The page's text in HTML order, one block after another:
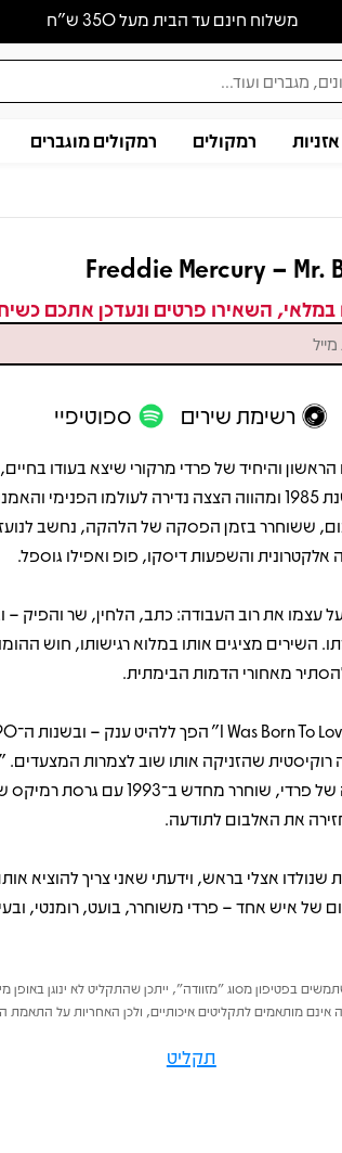
משלוח חינם עד הבית מעל 350 ש״ח
אזניות רמקולים רמקולים מוגברים
Freddie Mercury – Mr.
במלאי, השאירו פרטים ונעדכן אתכם
רשימת שירים ספוטיפיי
לראשונה בשנת 1985 ומהווה הצצה נדירה לעולמו הפנימי
ששוחרר בזמן הפסקה של הלהקה, נחשב
אלקטרונית והשפעות דיסקו, פופ ואפילו גוספל.
עצמו את רוב העבודה: כתב, הלחין, שר והפיק –
השירים מציגים אותו במלוא רגישותו, חוש
מאחורי הדמות הבימתית.
על חיי הלילה של פרדי, שוחרר מחדש
את האלבום לתודעה.
שנולדו אצלי בראש, וידעתי שאני צריך להוציא
של איש אחד – פרדי משוחרר, בועט, רומנטי,
בפטיפון מסוג "מזוודה", ייתכן שהתקליט לא ינוגן באופן
אינם מותאמים לתקליטים איכותיים, ולכן האחריות על
תקליט